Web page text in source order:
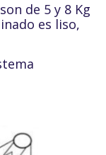
de 5 y 8 Kg
es liso,